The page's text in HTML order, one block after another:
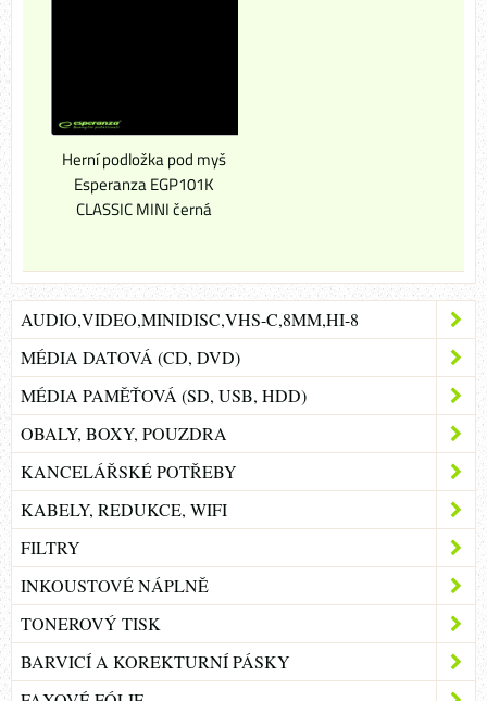
Herní podložka pod myš
Esperanza EGP101K
CLASSIC MINI černá
AUDIO,VIDEO,MINIDISC,VHS-C,8MM,HI-8
MÉDIA DATOVÁ (CD, DVD)
MÉDIA PAMĚŤOVÁ (SD, USB, HDD)
OBALY, BOXY, POUZDRA
KANCELÁŘSKÉ POTŘEBY
KABELY, REDUKCE, WIFI
FILTRY
INKOUSTOVÉ NÁPLNĚ
TONEROVÝ TISK
BARVICÍ A KOREKTURNÍ PÁSKY